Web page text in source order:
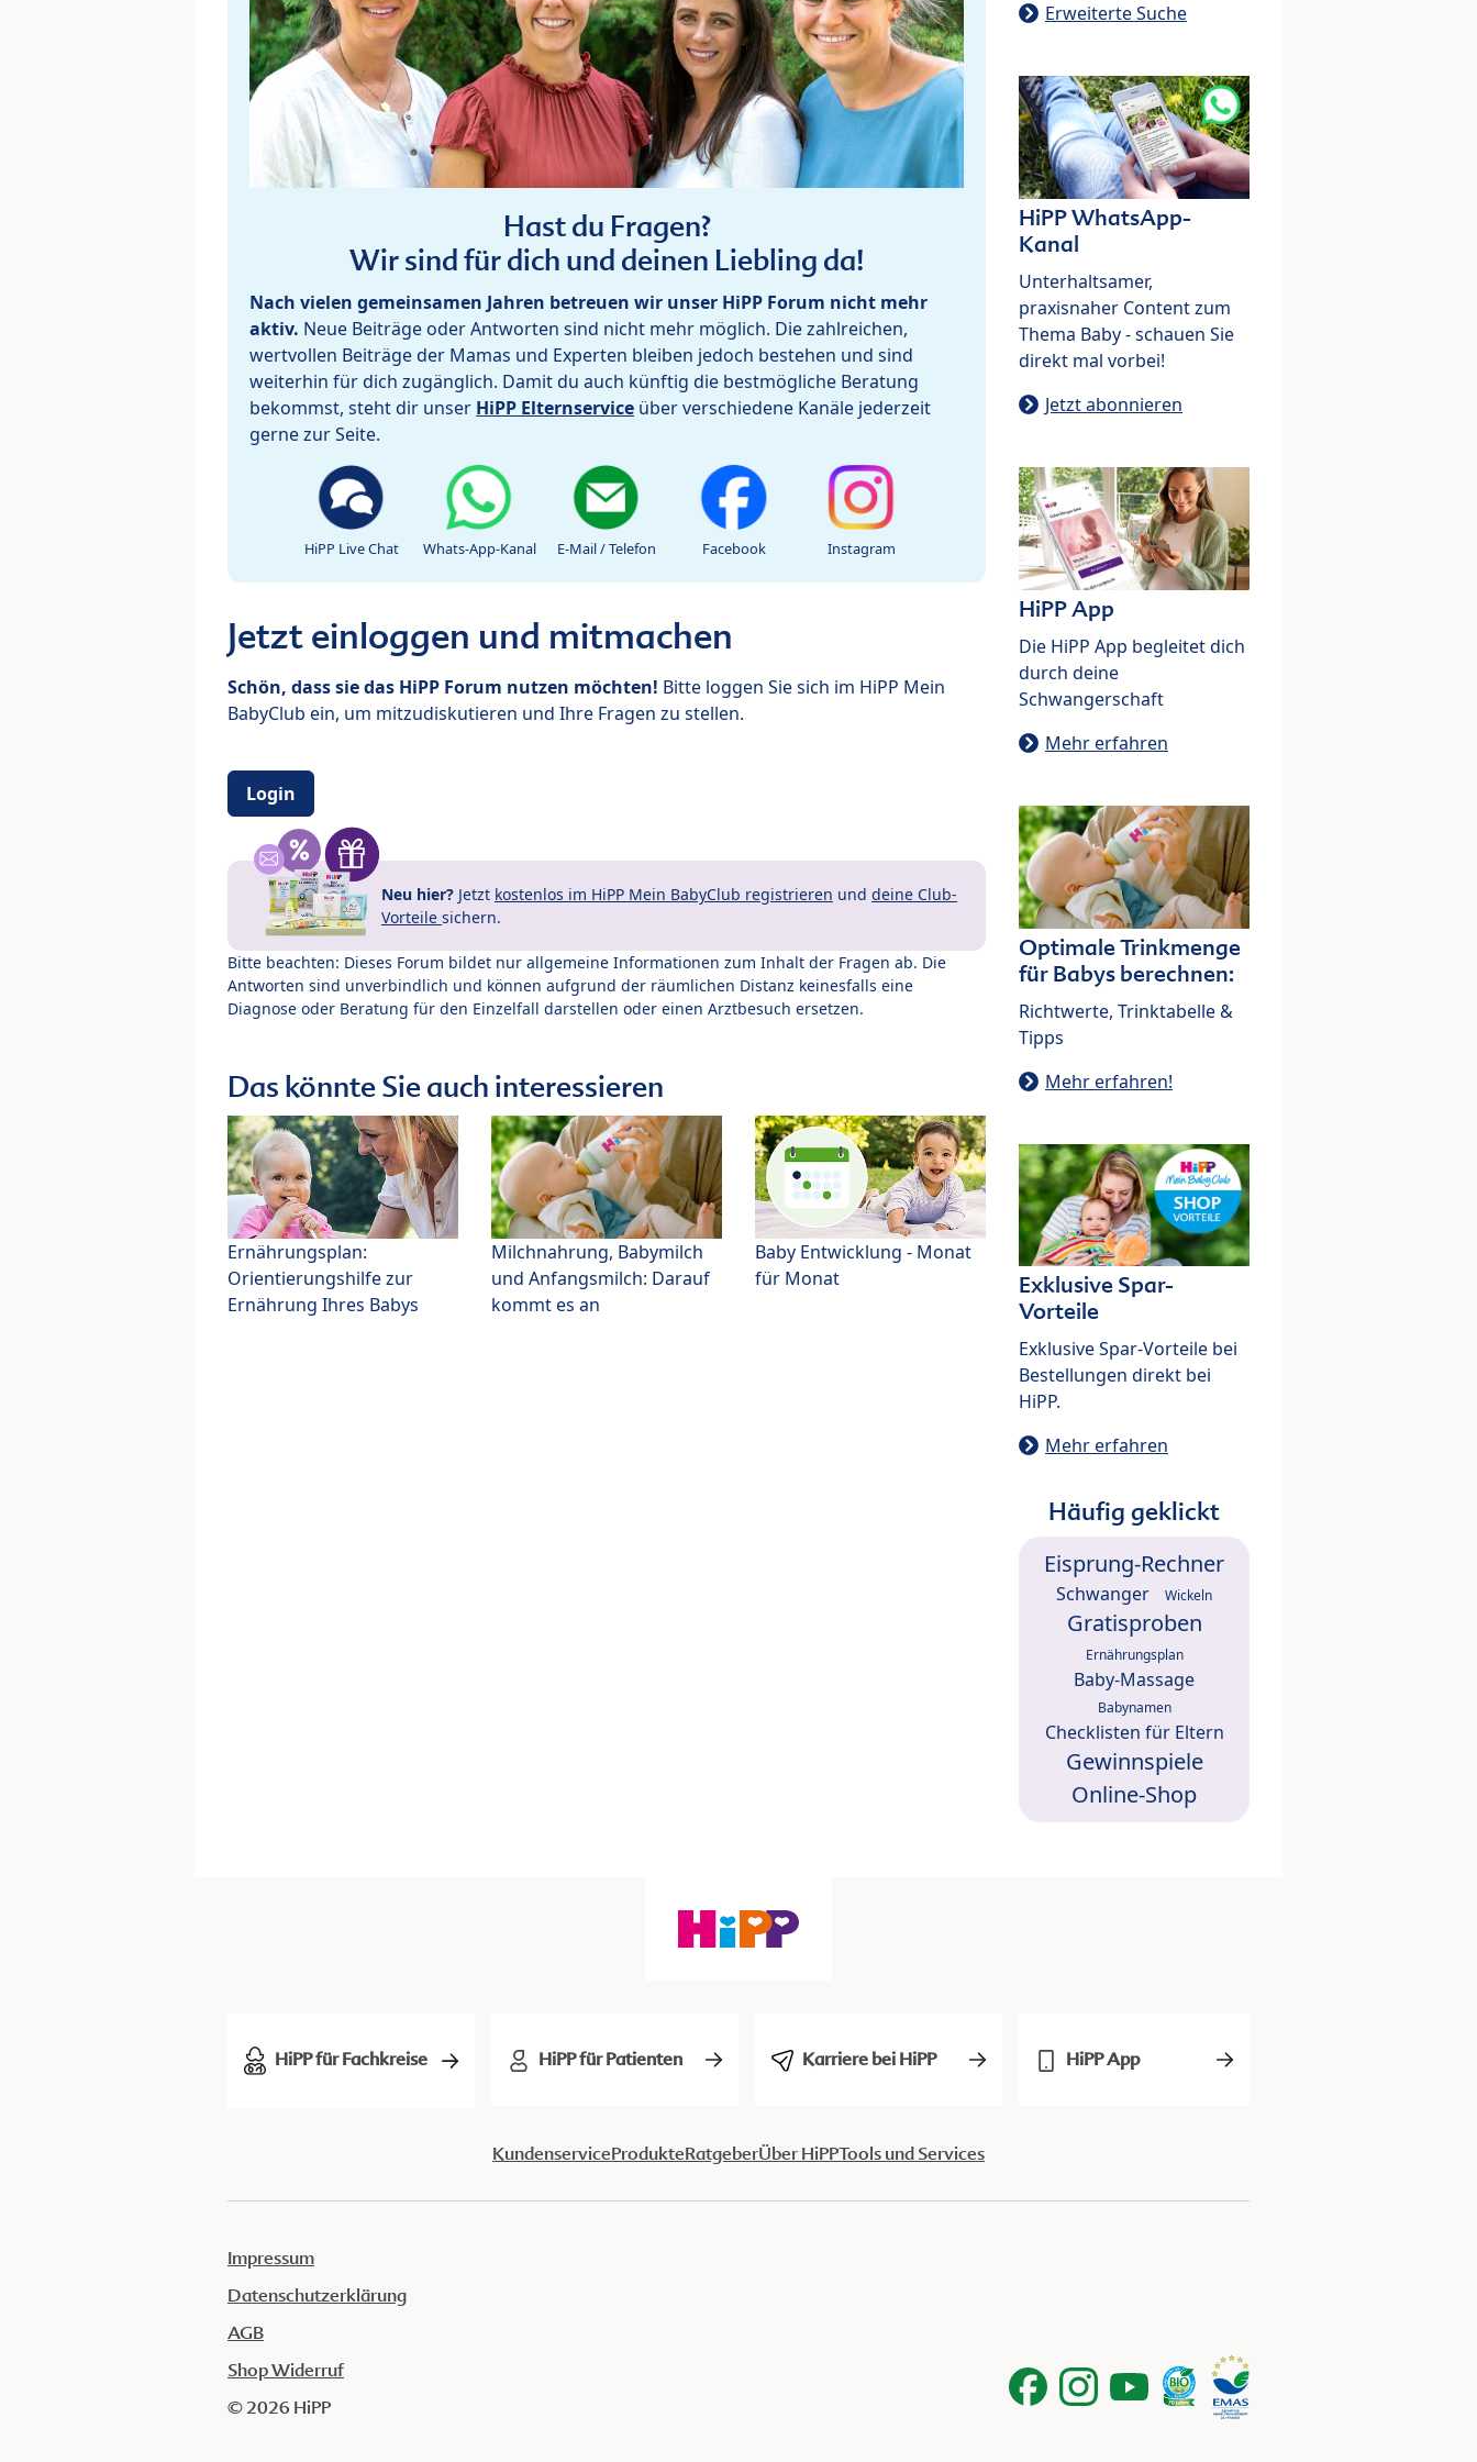
Hast du Fragen?
Wir sind für dich und deinen Liebling da!
Nach vielen gemeinsamen Jahren betreuen wir unser HiPP Forum nicht mehr
aktiv. Neue Beiträge oder Antworten sind nicht mehr möglich. Die zahlreichen,
wertvollen Beiträge der Mamas und Experten bleiben jedoch bestehen und sind
weiterhin für dich zugänglich. Damit du auch künftig die bestmögliche Beratung
bekommst, steht dir unser HiPP Elternservice über verschiedene Kanäle jederzeit
gerne zur Seite.
HiPP Live Chat Whats-App-Kanal E-Mail / Telefon Facebook Instagram
Jetzt einloggen und mitmachen
Schön, dass sie das HiPP Forum nutzen möchten! Bitte loggen Sie sich im HiPP Mein
BabyClub ein, um mitzudiskutieren und Ihre Fragen zu stellen.
Login
Neu hier? Jetzt kostenlos im HiPP Mein BabyClub registrieren und deine Club-
Vorteile sichern.
Bitte beachten: Dieses Forum bildet nur allgemeine Informationen zum Inhalt der Fragen ab. Die
Antworten sind unverbindlich und können aufgrund der räumlichen Distanz keinesfalls eine
Diagnose oder Beratung für den Einzelfall darstellen oder einen Arztbesuch ersetzen.
Das könnte Sie auch interessieren
Ernährungsplan:
Orientierungshilfe zur
Ernährung Ihres Babys
Milchnahrung, Babymilch
und Anfangsmilch: Darauf
kommt es an
Baby Entwicklung - Monat
für Monat
Erweiterte Suche
HiPP WhatsApp-
Kanal
Unterhaltsamer,
praxisnaher Content zum
Thema Baby - schauen Sie
direkt mal vorbei!
Jetzt abonnieren
HiPP App
Die HiPP App begleitet dich
durch deine
Schwangerschaft
Mehr erfahren
Optimale Trinkmenge
für Babys berechnen:
Richtwerte, Trinktabelle &
Tipps
Mehr erfahren!
Exklusive Spar-
Vorteile
Exklusive Spar-Vorteile bei
Bestellungen direkt bei
HiPP.
Mehr erfahren
Häufig geklickt
Eisprung-Rechner
Schwanger Wickeln
Gratisproben
Ernährungsplan
Baby-Massage
Babynamen
Checklisten für Eltern
Gewinnspiele
Online-Shop
HiPP für Fachkreise HiPP für Patienten Karriere bei HiPP HiPP App
KundenserviceProdukteRatgeberÜber HiPPTools und Services
Impressum
Datenschutzerklärung
AGB
Shop Widerruf
© 2026 HiPP